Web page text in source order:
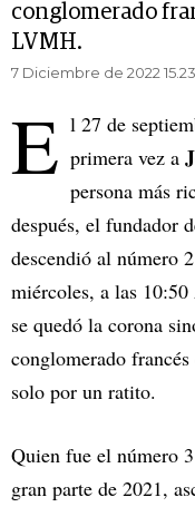
conglomerado
LVMH.
7 Diciembre de 2022 15.23
E l 27 de
primera vez a
persona más
después, el fundador
descendió al número
miércoles, a las
se quedó la corona
conglomerado
solo por un ratito.
Quien fue el número
gran parte de 2021,